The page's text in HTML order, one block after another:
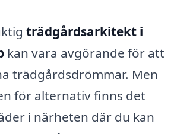
trädgårdsarkitekt i
kan vara avgörande för att
trädgårdsdrömmar. Men
för alternativ finns det
i närheten där du kan